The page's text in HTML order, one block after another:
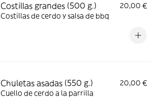
Costillas grandes (500 g.)
20,00 €
Costillas de cerdo y salsa de bbq
Chuletas asadas (550 g.)
20,00 €
Cuello de cerdo a la parrilla